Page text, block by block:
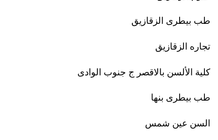
طب بيطرى الزقازيق
تجاره الزقازيق
كلية الألسن بالاقصر ج جنوب الوادى
طب بيطرى بنها
السن عين شمس